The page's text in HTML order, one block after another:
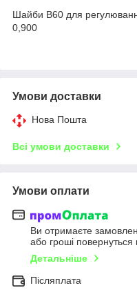
Шайби B60 для
0,900
Умови доставки
Нова Пошта
Всі умови доставки
Умови оплати
Ви отримаєте
або гроші повернуться
Детальніше
Післяплата